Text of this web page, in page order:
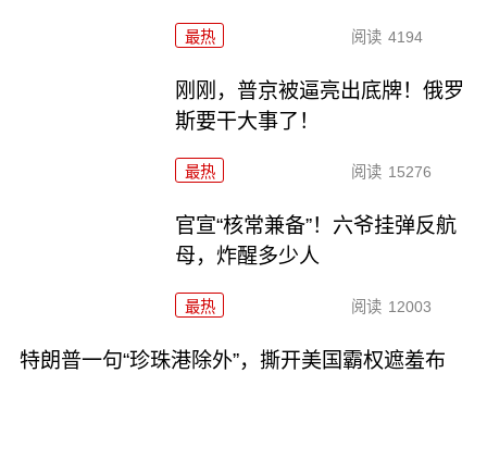
最热 阅读 4194
刚刚，普京被逼亮出底牌！俄罗
斯要干大事了！
最热 阅读 15276
官宣“核常兼备”！六爷挂弹反航
母，炸醒多少人
最热 阅读 12003
特朗普一句“珍珠港除外”，撕开美国霸权遮羞布